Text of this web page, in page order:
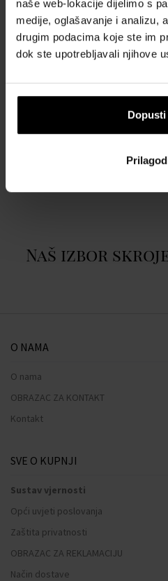
naše web-lokacije dijelimo s
medije, oglašavanje i analizu,
drugim podacima koje ste im
dok ste upotrebljavali njihove
Dopusti
atmosferu opuštanja i inspiracije.
elegantnog jantara, senzualnog
plavog čaja, koji dodaju dubinu i
Spectra Rainbow Edition je
prilici, idealna za dnevne i večernje
ostavljajući osjećaj luksuza i
Naš izbor
O NAMA
O nama
OBRAZAC ZA KONTAKT
Kontakt
SVE O KUPNJI
Sustav vjernosti
Opći uvjeti poslovanja
Zaštita privatnosti
OBRAZAC ZA REKLAMACIJU
Način dostave